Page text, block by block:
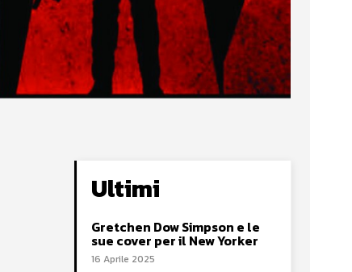
Ultimi
Gretchen Dow Simpson e le
sue cover per il New Yorker
16 Aprile 2025